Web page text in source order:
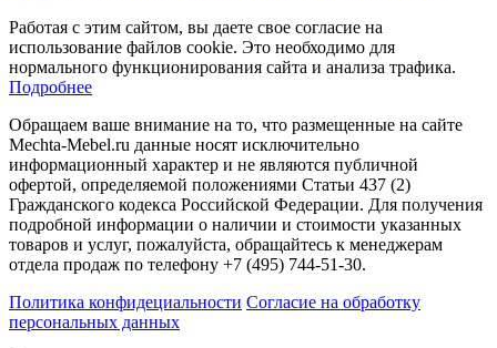
Работая с этим сайтом, вы даете свое согласие на
использование файлов cookie. Это необходимо для
нормального функционирования сайта и анализа трафика.
Подробнее
Обращаем ваше внимание на то, что размещенные на сайте
Mechta-Mebel.ru данные носят исключительно
информационный характер и не являются публичной
офертой, определяемой положениями Статьи 437 (2)
Гражданского кодекса Российской Федерации. Для получения
подробной информации о наличии и стоимости указанных
товаров и услуг, пожалуйста, обращайтесь к менеджерам
отдела продаж по телефону +7 (495) 744-51-30.
Политика конфидециальности Согласие на обработку
персональных данных